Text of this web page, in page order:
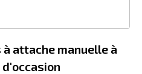
attache manuelle à